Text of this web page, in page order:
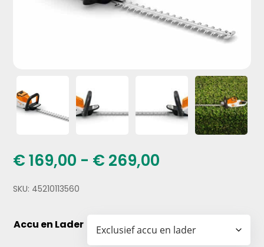
€169,00 - € 269,00
SKU: 45210113560
Accu en Lader